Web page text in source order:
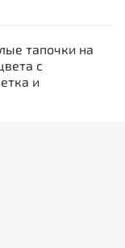
тапочки на
с
и